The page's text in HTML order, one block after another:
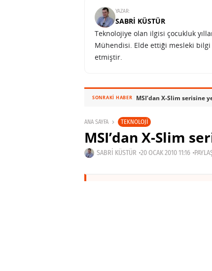
YAZAR:
SABRI KÜSTÜR
Teknolojiye olan ilgisi çocukluk
Mühendisi. Elde ettiği mesleki bilgi
etmiştir.
SONRAKI HABER MSI’dan X-Slim serisine
ANA SAYFA TEKNOLOJI
MSI’dan X-Slim
SABRI KÜSTÜR 20 OCAK 2010 11:16